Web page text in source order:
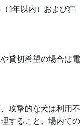
1年以内）および狂
貸切希望の場合は電
攻撃的な犬は利用不
すること。場内での